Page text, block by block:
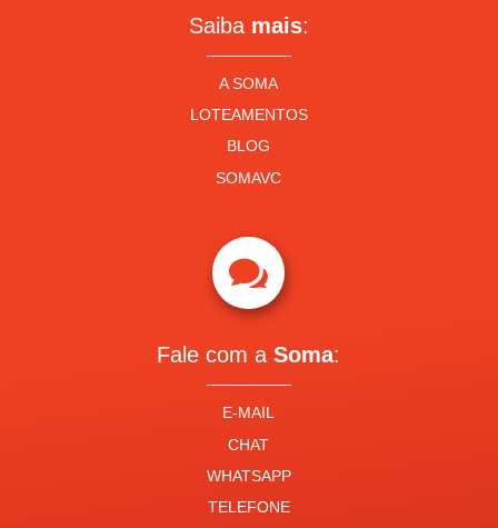
Saiba mais:
A SOMA
LOTEAMENTOS
BLOG
SOMAVC

Fale com aSoma:
E-MAIL
CHAT
WHATSAPP
TELEFONE